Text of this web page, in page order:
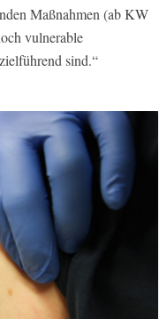
Maßnahmen (ab KW
vulnerable
sind.“